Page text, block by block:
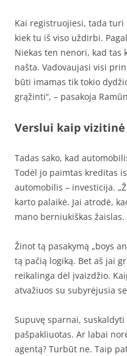
Kai registruojiesi, tada
kiek tu iš viso uždirbi.
Niekas ten nenori, kad tas
našta. Vadovaujasi visi
būti imamas tik tokio
grąžinti“, – pasakoja
Verslui kaip
Tadas sako, kad
Todėl jo paimtas kreditas
automobilis – investicija.
karto palaikė. Jai atrodė,
mano berniukiškas žaislas.
Žinot tą pasakymą „boys
tą pačią logiką. Bet aš jai
reikalinga dėl įvaizdžio.
atvažiuos su subyrėjusia
Supuvę sparnai,
pašpakliuotas. Ar labai
agentą? Turbūt ne. Taip